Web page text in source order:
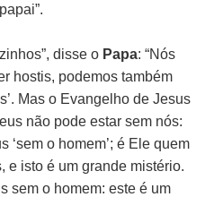
disse o Papa: “Nós
hostis, podemos também
Mas o Evangelho de Jesus
não pode estar sem nós:
‘sem o homem’; é Ele quem
e isto é um grande mistério.
sem o homem: este é um